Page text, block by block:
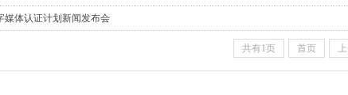
媒体认证计划新闻发布会
共有1页 首页